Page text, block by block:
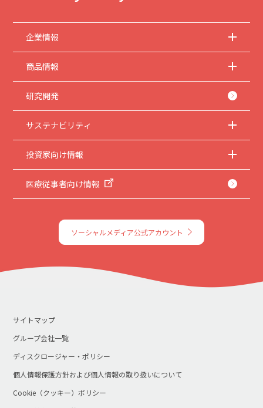
企業情報
商品情報
研究開発
サステナビリティ
投資家向け情報
医療従事者向け情報
ソーシャルメディア公式アカウント
サイトマップ
グループ会社一覧
ディスクロージャー・ポリシー
個人情報保護方針および個人情報の取り扱いについて
Cookie（クッキー）ポリシー